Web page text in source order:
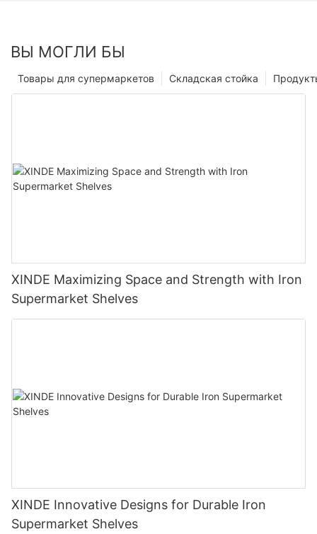
ВЫ МОГЛИ БЫ
Складская стойка
Товары для супермаркетов
XINDE Maximizing Space and Strength with Iron
Supermarket Shelves
XINDE Innovative Designs for Durable Iron
Supermarket Shelves